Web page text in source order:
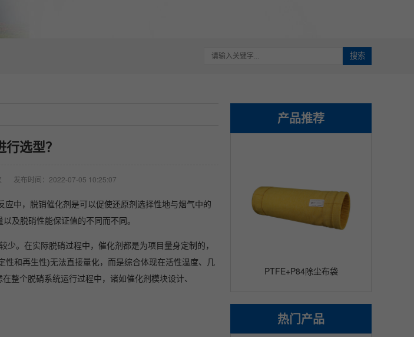
搜索
产品推荐
PTFE+P84除尘布袋
热门产品
选型？
发布时间：2022-07-05 10:25:07
中，脱销催化剂是可以促使还原剂选择性地与烟气中的
及脱硝性能保证值的不同而不同。
。在实际脱硝过程中，催化剂都是为项目量身定制的，
和再生性)无法直接量化，而是综合体现在活性温度、几
整个脱硝系统运行过程中，诸如催化剂模块设计、